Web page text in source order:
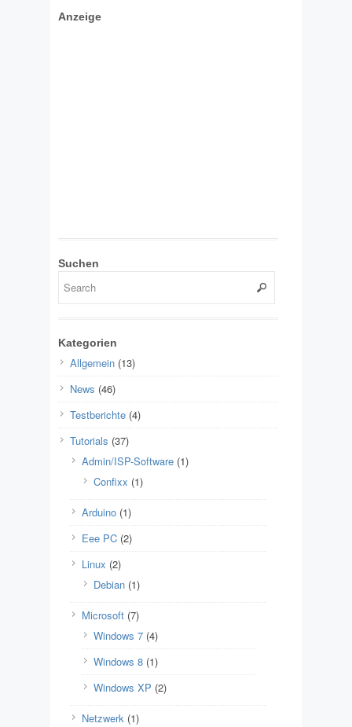
Anzeige
Suchen
Kategorien
Allgemein (13)
News (46)
Testberichte (4)
Tutorials (37)
Admin/ISP-Software (1)
Confixx (1)
Arduino (1)
Eee PC (2)
Linux (2)
Debian (1)
Microsoft (7)
Windows 7 (4)
Windows 8 (1)
Windows XP (2)
Netzwerk (1)